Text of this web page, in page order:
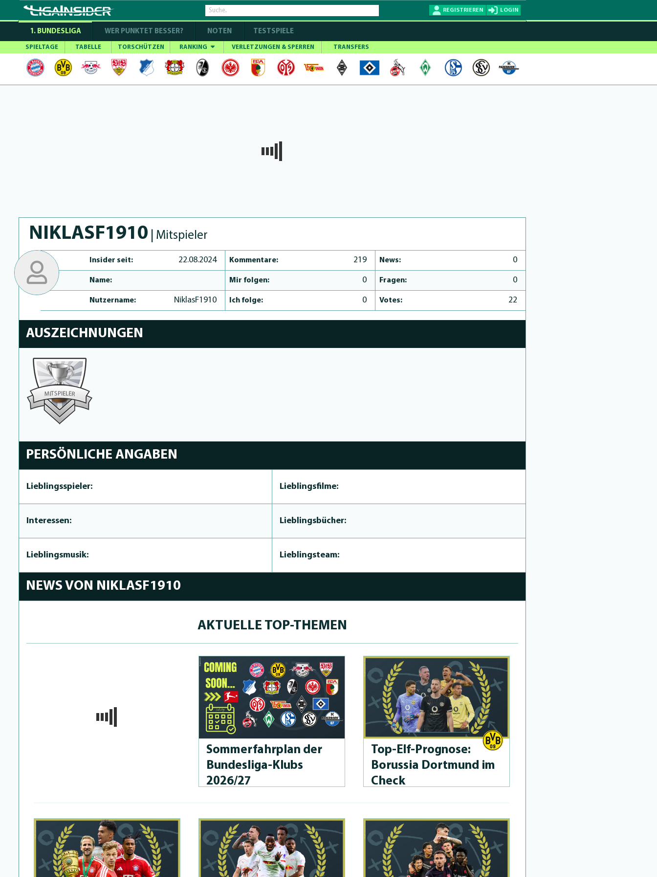
REGISTRIEREN LOGIN
1. BUNDESLIGA WER PUNKTET BESSER? NOTEN TESTSPIELE
SPIELTAGE TABELLE TORSCHÜTZEN RANKING VERLETZUNGEN & SPERREN TRANSFERS
NIKLASF1910 | Mitspieler
Insider seit: 22.08.2024 Kommentare: 219 News: 0
Name: Mir folgen: 0 Fragen: 0
Nutzername: NiklasF1910 Ich folge: 0 Votes: 22
AUSZEICHNUNGEN
MIT SPIELER
PERSÖNLICHE ANGABEN
Lieblingsspieler: Lieblingsfilme:
Interessen: Lieblingsbücher:
Lieblingsmusik: Lieblingsteam:
NEWS VON NIKLASF1910
AKTUELLE TOP-THEMEN
Som­merfahrplan der
Bun­des­li­ga-Klubs
2026/27
Top-Elf-Prog­no­se:
Borussia Dortmund im
Check